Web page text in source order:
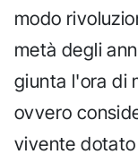
modo
metà degli
giunta l'ora di
ovvero
vivente